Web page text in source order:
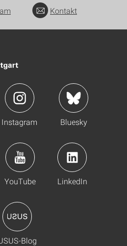
Kontakt
Instagram Bluesky
YouTube LinkedIn
Blog